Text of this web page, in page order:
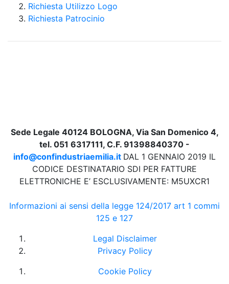
Richiesta Utilizzo Logo
Richiesta Patrocinio
Sede Legale 40124 BOLOGNA, Via San Domenico 4,
tel. 051 6317111, C.F. 91398840370 -
info@confindustriaemilia.it DAL 1 GENNAIO 2019 IL
CODICE DESTINATARIO SDI PER FATTURE
ELETTRONICHE E’ ESCLUSIVAMENTE: M5UXCR1
Informazioni ai sensi della legge 124/2017 art 1 commi
125 e 127
Legal Disclaimer
Privacy Policy
Cookie Policy